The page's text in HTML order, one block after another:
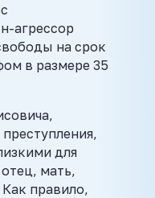
агрессор
на срок
в размере 35
для
мать,
Как правило,